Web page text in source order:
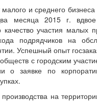
и среднего
месяца 2015 г.
участия
подрядчиков на
Успешный опыт
с городским
о заявке по
на